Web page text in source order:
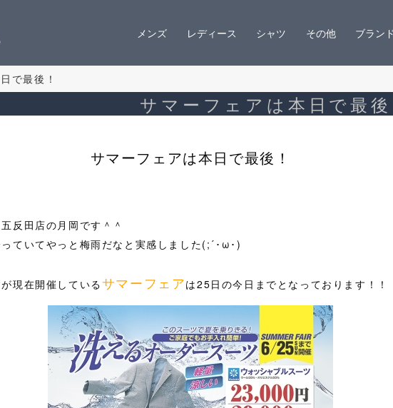
メンズ レディース シャツ その他 ブランド
で最後！
サマーフェアは本日で最後
サマーフェアは本日で最後！
反田店の月岡です＾＾
ていてやっと梅雨だなと実感しました(;´･ω･)
現在開催しているサマーフェアは25日の今日までとなっております！！